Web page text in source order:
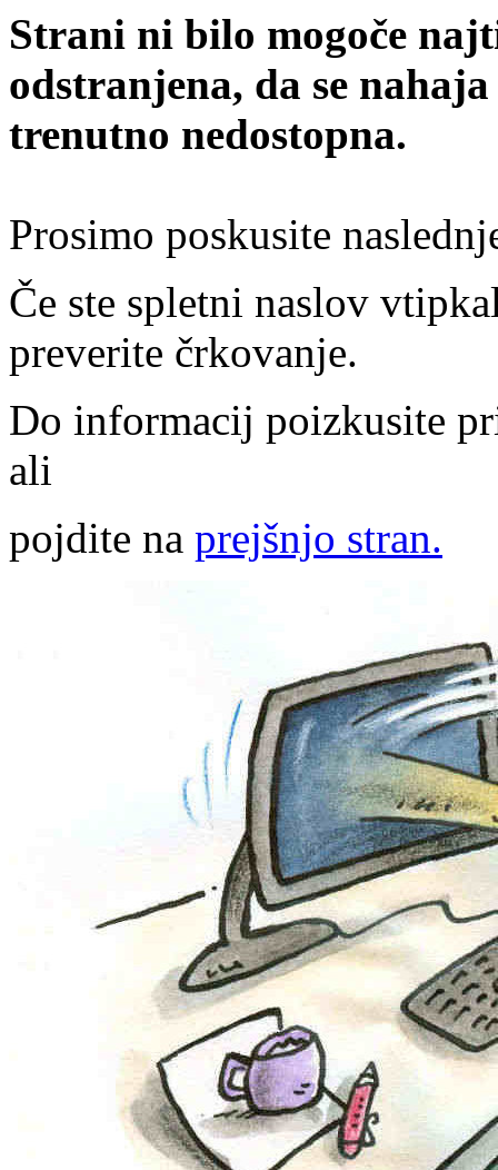
Strani ni bilo mogoče
odstranjena, da se
trenutno nedostopna.
Prosimo poskusite
Če ste spletni naslov
preverite črkovanje.
Do informacij poizkusite
ali
pojdite na prejšnjo stran.